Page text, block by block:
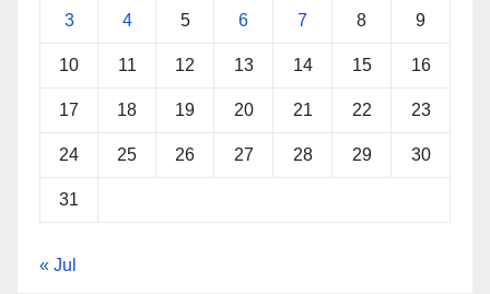
3 4 5 6 7 8 9
10 11 12 13 14 15 16
17 18 19 20 21 22 23
24 25 26 27 28 29 30
31
« Jul